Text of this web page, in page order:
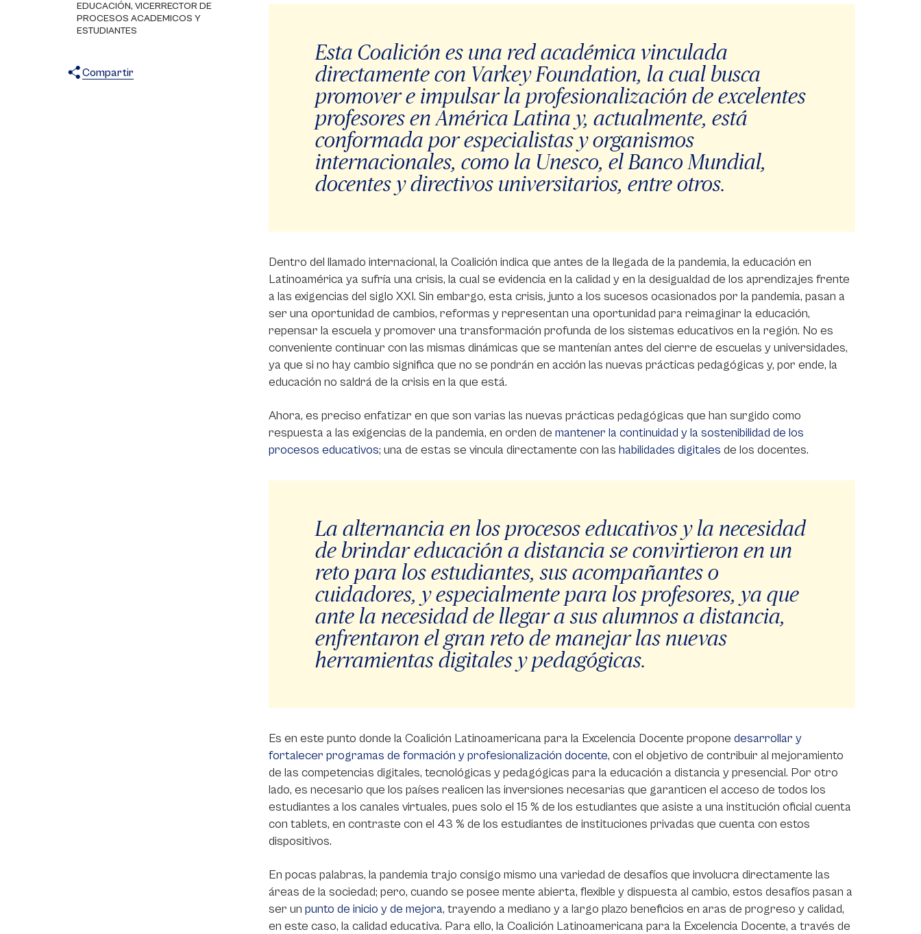
EDUCACIÓN, VICERRECTOR DE
PROCESOS ACADEMICOS Y
ESTUDIANTES
Compartir
Esta Coalición es una red académica vinculada
directamente con Varkey Foundation, la cual busca
promover e impulsar la profesionalización de excelentes
profesores en América Latina y, actualmente, está
conformada por especialistas y organismos
internacionales, como la Unesco, el Banco Mundial,
docentes y directivos universitarios, entre otros.
Dentro del llamado internacional, la Coalición indica que antes de la llegada de la pandemia, la educación en
Latinoamérica ya sufría una crisis, la cual se evidencia en la calidad y en la desigualdad de los aprendizajes frente
a las exigencias del siglo XXI. Sin embargo, esta crisis, junto a los sucesos ocasionados por la pandemia, pasan a
ser una oportunidad de cambios, reformas y representan una oportunidad para reimaginar la educación,
repensar la escuela y promover una transformación profunda de los sistemas educativos en la región. No es
conveniente continuar con las mismas dinámicas que se mantenían antes del cierre de escuelas y universidades,
ya que si no hay cambio significa que no se pondrán en acción las nuevas prácticas pedagógicas y, por ende, la
educación no saldrá de la crisis en la que está.
Ahora, es preciso enfatizar en que son varias las nuevas prácticas pedagógicas que han surgido como
respuesta a las exigencias de la pandemia, en orden de mantener la continuidad y la sostenibilidad de los
procesos educativos; una de estas se vincula directamente con las habilidades digitales de los docentes.
La alternancia en los procesos educativos y la necesidad
de brindar educación a distancia se convirtieron en un
reto para los estudiantes, sus acompañantes o
cuidadores, y especialmente para los profesores, ya que
ante la necesidad de llegar a sus alumnos a distancia,
enfrentaron el gran reto de manejar las nuevas
herramientas digitales y pedagógicas.
Es en este punto donde la Coalición Latinoamericana para la Excelencia Docente propone desarrollar y
fortalecer programas de formación y profesionalización docente, con el objetivo de contribuir al mejoramiento
de las competencias digitales, tecnológicas y pedagógicas para la educación a distancia y presencial. Por otro
lado, es necesario que los países realicen las inversiones necesarias que garanticen el acceso de todos los
estudiantes a los canales virtuales, pues solo el 15 % de los estudiantes que asiste a una institución oficial cuenta
con tablets, en contraste con el 43 % de los estudiantes de instituciones privadas que cuenta con estos
dispositivos.
En pocas palabras, la pandemia trajo consigo mismo una variedad de desafíos que involucra directamente las
áreas de la sociedad; pero, cuando se posee mente abierta, flexible y dispuesta al cambio, estos desafíos pasan a
ser un punto de inicio y de mejora, trayendo a mediano y a largo plazo beneficios en aras de progreso y calidad,
en este caso, la calidad educativa. Para ello, la Coalición Latinoamericana para la Excelencia Docente, a través de